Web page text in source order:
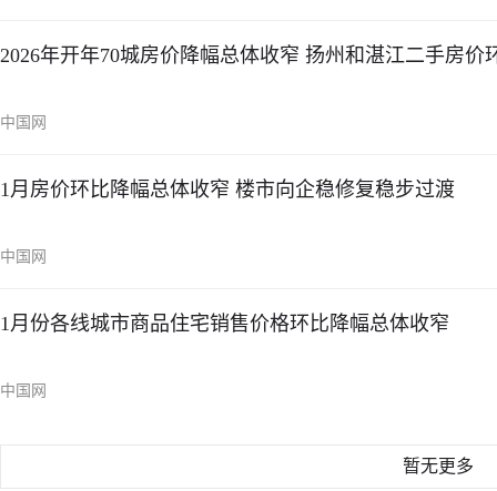
2026年开年70城房价降幅总体收窄 扬州和湛江二手房价
中国网
1月房价环比降幅总体收窄 楼市向企稳修复稳步过渡
中国网
1月份各线城市商品住宅销售价格环比降幅总体收窄
中国网
暂无更多